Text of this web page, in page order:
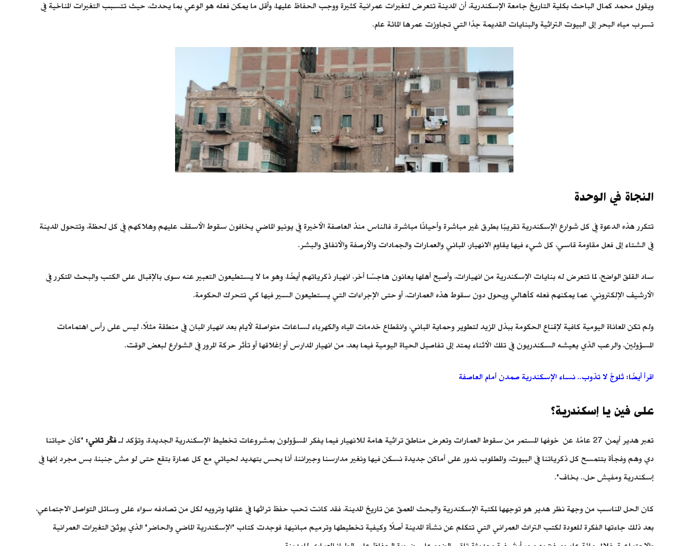
ويقول محمد كمال الباحث بكلية التاريخ جامعة الإسكندرية، أن المدينة تتعرض لتغيرات عمرانية كثيرة ووجب الحفاظ عليها، وأقل ما يمكن فعله هو الوعي بما يحدث، حيث تتسبب التغيرات المناخية في
تسرب مياه البحر إلى البيوت التراثية والبنايات القديمة جدًا التي تجاوزت عمرها المائة عام.
النجاة في الوحدة
تتكرر هذه الدعوة في كل شوارع الإسكندرية تقريبًا بطرق غير مباشرة وأحيانًا مباشرة، فالناس منذ العاصفة الأخيرة في يونيو الماضي يخافون سقوط الأسقف عليهم وهلاكهم في كل لحظة، وتتحول المدينة
في الشتاء إلى فعل مقاومة قاسي، كل شيء فيها يقاوم الانهيار، المباني والعمارات والجمادات والأرصفة والأنفاق والبشر.
ساد القلق الواضح، لما تتعرض له بنايات الإسكندرية من انهيارات، وأصبح أهلها يعانون هاجسًا أخر، انهيار ذكرياتهم أيضًا، وهو ما لا يستطيعون التعبير عنه سوى بالإقبال على الكتب والبحث المتكرر في
الأرشيف الإلكتروني، عما يمكنهم فعله كأهالي ويحول دون سقوط هذه العمارات، أو حتى الإجراءات التي يستطيعون السير فيها كي تتحرك الحكومة.
ولم تكن المعاناة اليومية كافية لإقناع الحكومة ببذل المزيد لتطوير وحماية المباني، وانقطاع خدمات المياه والكهرباء لساعات متواصلة لأيام بعد انهيار المبان في منطقة مثلًا، ليس على رأس اهتمامات
المسؤولين، والرعب الذي يعيشه السكندريون في تلك الأثناء يمتد إلى تفاصيل الحياة اليومية فيما بعد، من انهيار المدارس أو إغلاقها أو تأثر حركة المرور في الشوارع لبعض الوقت.
اقرأ أيضًا: ثلوجٌ لا تذوب.. نساء الإسكندرية صمدن أمام العاصفة
على فين يا إسكندرية؟
تعبر هدير أيمن، 27 عامًا، عن خوفها المستمر من سقوط العمارات وتعرض مناطق تراثية هامة للانهيار فيما يفكر المسؤولون بمشروعات تخطيط الإسكندرية الجديدة، وتؤكد لـ فكّر تاني: "كأن حياتنا
دي وهم وفجأة بتتمسح كل ذكرياتنا في البيوت، والمطلوب ندور على أماكن جديدة نسكن فيها ونغير مدارسنا وجيراننا، أنا بحس بتهديد لحياتي مع كل عمارة بتقع حتى لو مش جنبنا، بس مجرد إنها في
إسكندرية ومفيش حل.. بخاف".
كان الحل المناسب من وجهة نظر هدير هو توجهها لمكتبة الإسكندرية والبحث المعمق عن تاريخ المدينة، فقد كانت تحب حفظ تراثها في عقلها وترويه لكل من تصادفه سواء على وسائل التواصل الاجتماعي،
بعد ذلك جاءتها الفكرة للعودة لكتب التراث العمراني التي تتكلم عن نشأة المدينة أصلًا وكيفية تخطيطها وترميم مبانيها، فوجدت كتاب "الإسكندرية الماضي والحاضر" الذي يوثق التغيرات العمرانية